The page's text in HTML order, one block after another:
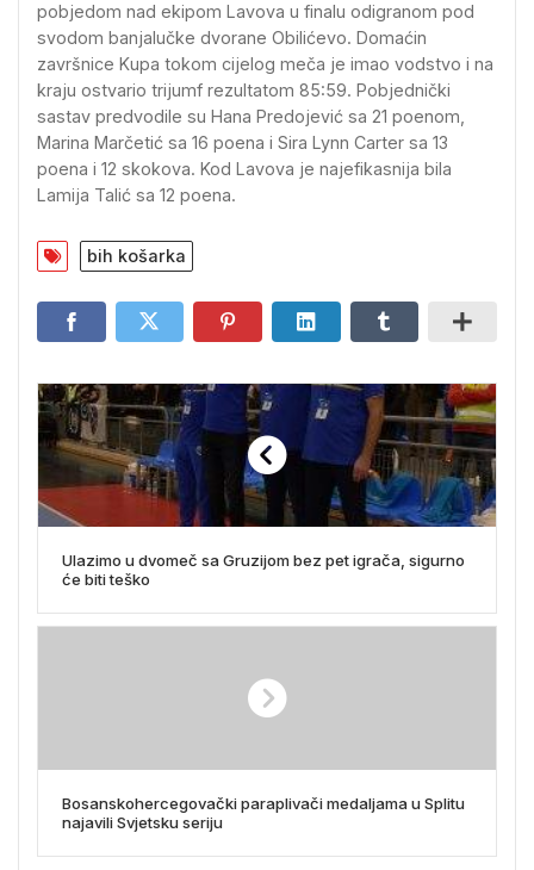
pobjedom nad ekipom Lavova u finalu odigranom pod
svodom banjalučke dvorane Obilićevo. Domaćin
završnice Kupa tokom cijelog meča je imao vodstvo i na
kraju ostvario trijumf rezultatom 85:59. Pobjednički
sastav predvodile su Hana Predojević sa 21 poenom,
Marina Marčetić sa 16 poena i Sira Lynn Carter sa 13
poena i 12 skokova. Kod Lavova je najefikasnija bila
Lamija Talić sa 12 poena.
bih košarka
Ulazimo u dvomeč sa Gruzijom bez pet igrača, sigurno
će biti teško
Bosanskohercegovački paraplivači medaljama u Splitu
najavili Svjetsku seriju